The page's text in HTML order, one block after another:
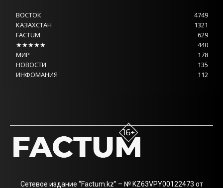
ВОСТОК
4749
КАЗАХСТАН
1321
FACTUM
629
★★★★★
440
МИР
178
НОВОСТИ
135
ИНФОМАНИЯ
112
Сетевое издание “Factum.kz” – № KZ63VPY00122473 от